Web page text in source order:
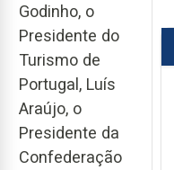
Godinho, o
Presidente do
Turismo de
Portugal, Luís
Araújo, o
Presidente da
Confederação